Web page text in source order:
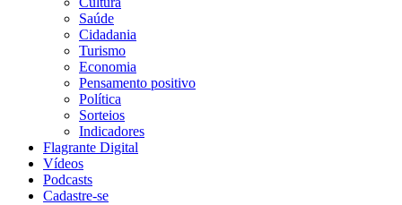
Saúde
Cidadania
Turismo
Economia
Pensamento positivo
Política
Sorteios
Indicadores
Flagrante Digital
Vídeos
Podcasts
Cadastre-se